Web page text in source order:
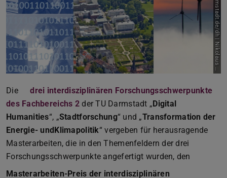
B
i
l
d
:
g
u
g
w
.
t
u
-
d
a
r
m
s
t
a
d
t
.
d
e
/
d
h
|
N
i
k
o
l
a
u
s
H
e
i
s
s
|
P
i
x
a
b
a
y
Die
drei interdisziplinären Forschungsschwerpunkte
des Fachbereichs 2 der TU Darmstadt „Digital
Humanities“, „Stadtforschung“ und „Transformation der
Energie- undKlimapolitik“ vergeben für herausragende
Masterarbeiten, die in den Themenfeldern der drei
Forschungsschwerpunkte angefertigt wurden, den
Masterarbeiten-Preis der interdisziplinären